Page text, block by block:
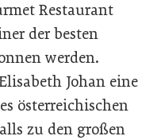
Restaurant
der besten
werden.
Johan eine
österreichischen
zu den großen